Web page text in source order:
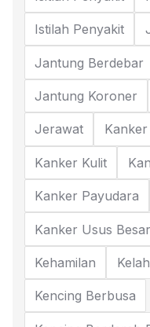
Istilah Penyakit
Jantung Berdebar
Jantung Koroner
Jerawat Kanker
Kanker Kulit
Kanker Payudara
Kanker Usus Besar
Kehamilan
Kencing Berbusa